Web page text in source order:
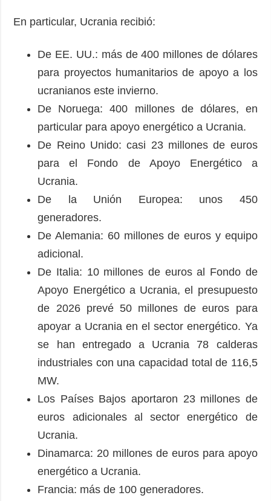
En particular, Ucrania recibió:
De EE. UU.: más de 400 millones de dólares
para proyectos humanitarios de apoyo a los
ucranianos este invierno.
De Noruega: 400 millones de dólares, en
particular para apoyo energético a Ucrania.
De Reino Unido: casi 23 millones de euros
para el Fondo de Apoyo Energético a
Ucrania.
De la Unión Europea: unos 450
generadores.
De Alemania: 60 millones de euros y equipo
adicional.
De Italia: 10 millones de euros al Fondo de
Apoyo Energético a Ucrania, el presupuesto
de 2026 prevé 50 millones de euros para
apoyar a Ucrania en el sector energético. Ya
se han entregado a Ucrania 78 calderas
industriales con una capacidad total de 116,5
MW.
Los Países Bajos aportaron 23 millones de
euros adicionales al sector energético de
Ucrania.
Dinamarca: 20 millones de euros para apoyo
energético a Ucrania.
Francia: más de 100 generadores.